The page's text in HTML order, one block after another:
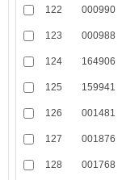
122 000990
123 000988
124 164906
125 159941
126 001481
127 001876
128 001768